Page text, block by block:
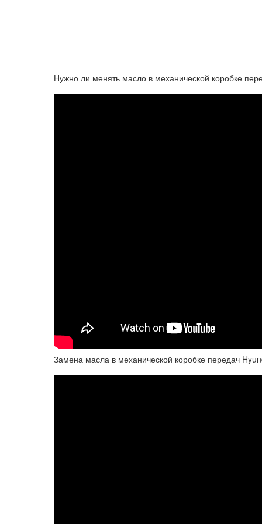
Нужно ли менять масло в механической коробке
Замена масла в механической коробке передач